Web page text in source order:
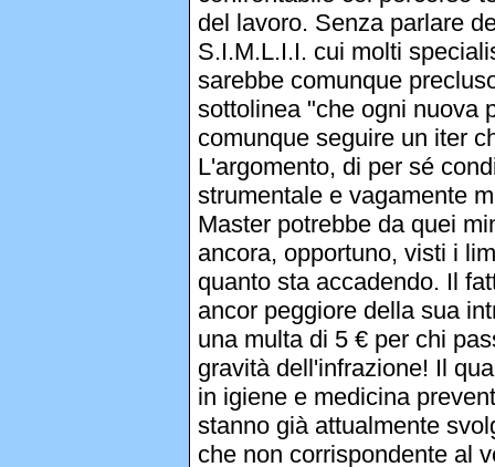
del lavoro. Senza parlare
S.I.M.L.I.I. cui molti
sarebbe comunque
sottolinea "che ogni nuova
comunque seguire un iter
L'argomento, di per sé
strumentale e vagamente
Master potrebbe da quei
ancora, opportuno, visti i
quanto sta accadendo. Il
ancor peggiore della sua
una multa di 5 € per chi
gravità dell'infrazione! Il
in igiene e medicina
stanno già attualmente
che non corrispondente al